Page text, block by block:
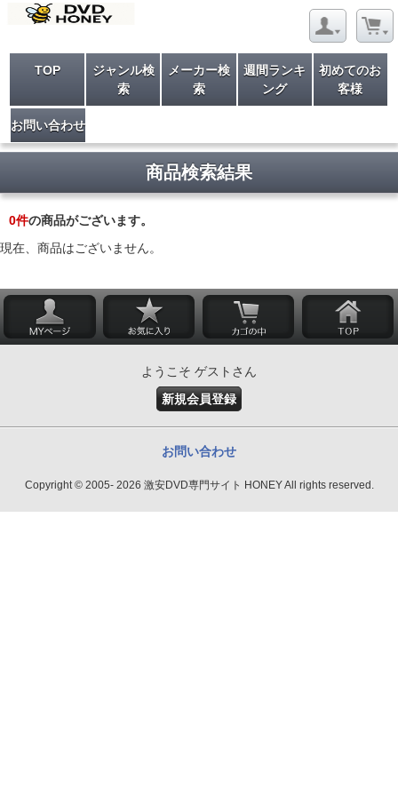
TOP
ジャンル検
索
メーカー検
索
週間ランキ
ング
初めてのお
客様
お問い合わせ
商品検索結果
0件の商品がございます。
現在、商品はございません。
ようこそ ゲストさん
新規会員登録
お問い合わせ
Copyright © 2005- 2026 激安DVD専門サイト HONEY All rights reserved.